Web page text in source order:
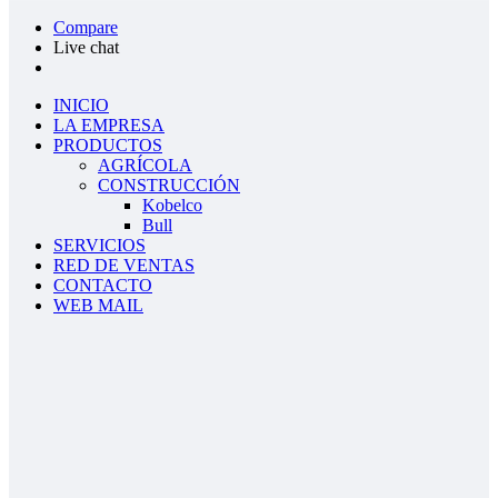
Compare
Live chat
INICIO
LA EMPRESA
PRODUCTOS
AGRÍCOLA
CONSTRUCCIÓN
Kobelco
Bull
SERVICIOS
RED DE VENTAS
CONTACTO
WEB MAIL